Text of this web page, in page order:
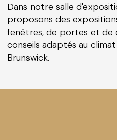
Dans notre salle
proposons des
fenêtres, de portes et de
conseils adaptés au
Brunswick.